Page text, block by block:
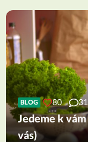
BLOG 80 31
Jedeme k
vás)